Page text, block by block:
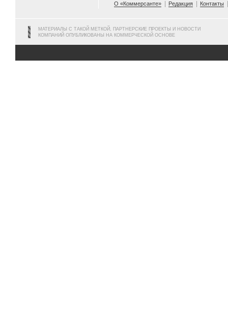
О «Коммерсанте»
Редакция Контакты
МАТЕРИАЛЫ С ТАКОЙ МЕТКОЙ, ПАРТНЕРСКИЕ ПРОЕКТЫ И НОВОСТИ
КОМПАНИЙ ОПУБЛИКОВАНЫ НА КОММЕРЧЕСКОЙ ОСНОВЕ